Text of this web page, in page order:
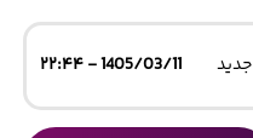
1405/03/11 - ۲۲:۴۴